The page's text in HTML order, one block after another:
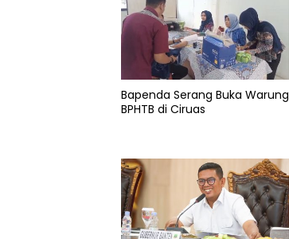
serang
Kota
serang
Walikota
Bapenda Serang Buka Warung
BPHTB di Ciruas